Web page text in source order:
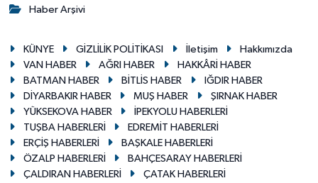
Haber Arşivi
KÜNYE GİZLİLİK POLİTİKASI İletişim
Hakkımızda
VAN HABER
AĞRI HABER
HAKKÂRİ HABER
BATMAN HABER
BİTLİS HABER
IĞDIR HABER
DİYARBAKIR HABER
MUŞ HABER
ŞIRNAK HABER
YÜKSEKOVA HABER
İPEKYOLU HABERLERİ
TUŞBA HABERLERİ
EDREMİT HABERLERİ
ERÇİŞ HABERLERİ
BAŞKALE HABERLERİ
ÖZALP HABERLERİ
BAHÇESARAY HABERLERİ
ÇALDIRAN HABERLERİ
ÇATAK HABERLERİ